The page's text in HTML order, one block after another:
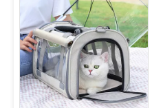
con mi logotipo?